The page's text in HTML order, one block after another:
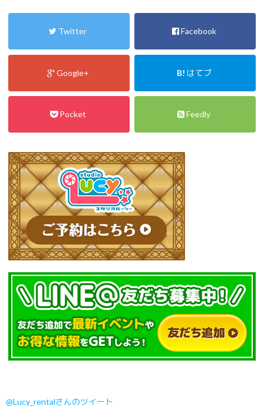
Twitter Facebook
Google+ B! はてブ
Pocket Feedly
@Lucy_rentalさんのツイート